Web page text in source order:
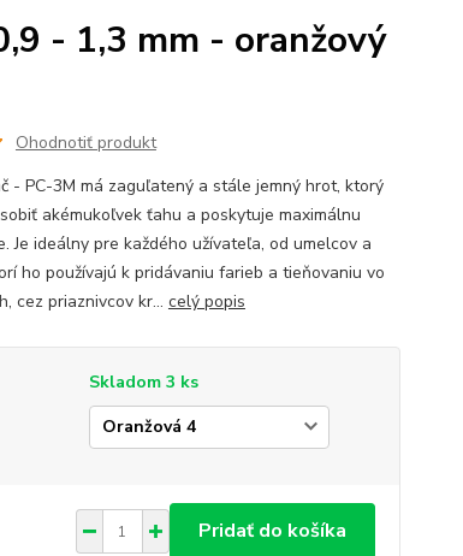
- 1,3 mm - oranžový
Ohodnotiť produkt
- PC-3M má zaguľatený a stále jemný hrot, ktorý
akémukoľvek ťahu a poskytuje maximálnu
Je ideálny pre každého užívateľa, od umelcov a
ho používajú k pridávaniu farieb a tieňovaniu vo
cez priaznivcov kr... celý popis
Skladom 3 ks
Pridať do košíka